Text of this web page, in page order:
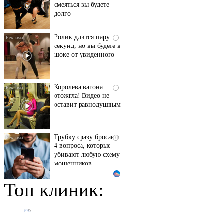
смеяться вы будете
долго
i
Ролик длится пару
секунд, но вы будете в
шоке от увиденного
i
Королева вагона
отожгла! Видео не
оставит равнодушным
i
Трубку сразу бросают:
4 вопроса, которые
убивают любую схему
мошенников
Ржу не переставая, это
видео пересмотришь
Топ клиник: